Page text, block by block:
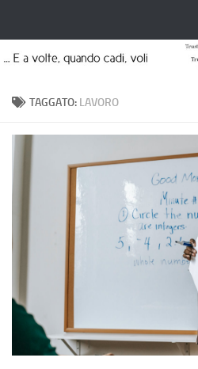
TAGGATO: LAVORO